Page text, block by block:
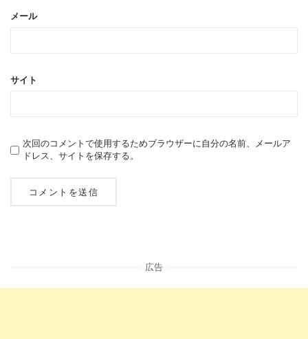
メール
サイト
次回のコメントで使用するためブラウザーに自分の名前、メールア
ドレス、サイトを保存する。
広告